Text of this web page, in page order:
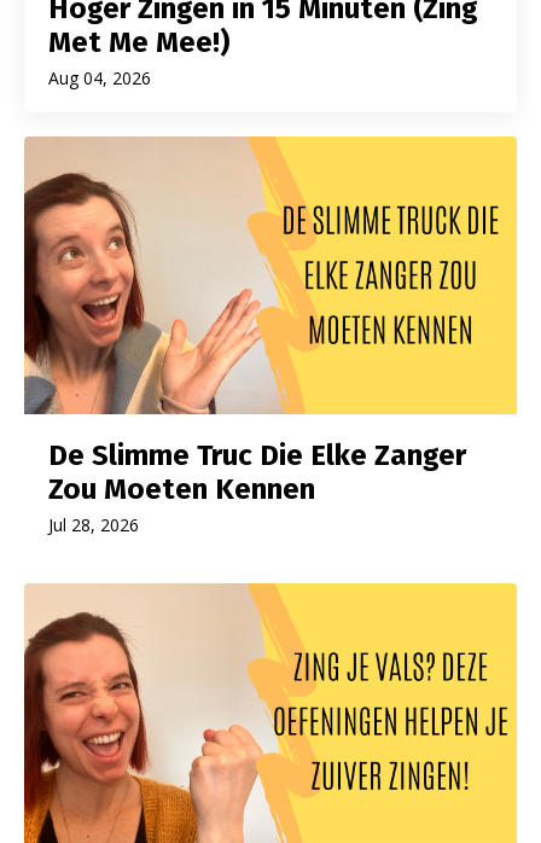
Hoger Zingen in 15 Minuten (Zing
Met Me Mee!)
Aug 04, 2026
De Slimme Truc Die Elke Zanger
Zou Moeten Kennen
Jul 28, 2026